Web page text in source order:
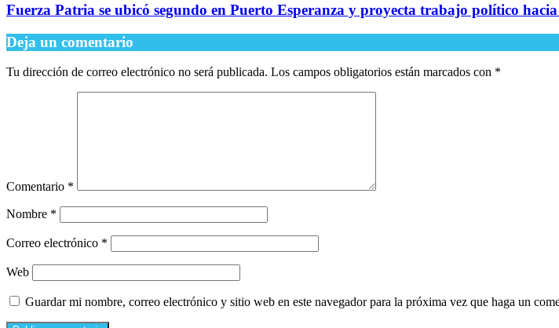
Fuerza Patria se ubicó segundo en Puerto Esperanza y proyecta trabajo político
Deja un comentario
Tu dirección de correo electrónico no será publicada. Los campos obligatorios están marcados con *
Comentario *
Nombre *
Correo electrónico *
Web
Guardar mi nombre, correo electrónico y sitio web en este navegador para la próxima vez que haga un